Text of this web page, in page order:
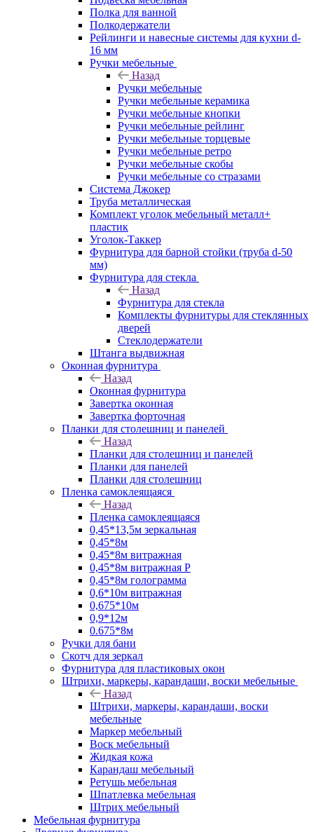
Полка для ванной
Полкодержатели
Рейлинги и навесные системы для кухни d-
16 мм
Ручки мебельные
Назад
Ручки мебельные
Ручки мебельные керамика
Ручки мебельные кнопки
Ручки мебельные рейлинг
Ручки мебельные торцевые
Ручки мебельные ретро
Ручки мебельные скобы
Ручки мебельные со стразами
Система Джокер
Труба металлическая
Комплект уголок мебельный металл+
пластик
Уголок-Таккер
Фурнитура для барной стойки (труба d-50
мм)
Фурнитура для стекла
Назад
Фурнитура для стекла
Комплекты фурнитуры для стеклянных
дверей
Стеклодержатели
Штанга выдвижная
Оконная фурнитура
Назад
Оконная фурнитура
Завертка оконная
Завертка форточная
Планки для столешниц и панелей
Назад
Планки для столешниц и панелей
Планки для панелей
Планки для столешниц
Пленка самоклеящаяся
Назад
Пленка самоклеящаяся
0,45*13,5м зеркальная
0,45*8м
0,45*8м витражная
0,45*8м витражная Р
0,45*8м голограмма
0,6*10м витражная
0,675*10м
0,9*12м
0.675*8м
Ручки для бани
Скотч для зеркал
Фурнитура для пластиковых окон
Штрихи, маркеры, карандаши, воски мебельные
Назад
Штрихи, маркеры, карандаши, воски
мебельные
Маркер мебельный
Воск мебельный
Жидкая кожа
Карандаш мебельный
Ретушь мебельная
Шпатлевка мебельная
Штрих мебельный
Мебельная фурнитура